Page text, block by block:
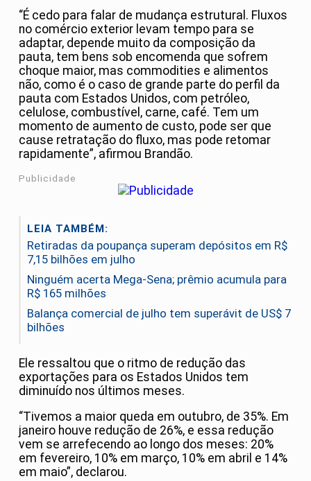
“É cedo para falar de mudança estrutural. Fluxos
no comércio exterior levam tempo para se
adaptar, depende muito da composição da
pauta, tem bens sob encomenda que sofrem
choque maior, mas commodities e alimentos
não, como é o caso de grande parte do perfil da
pauta com Estados Unidos, com petróleo,
celulose, combustível, carne, café. Tem um
momento de aumento de custo, pode ser que
cause retratação do fluxo, mas pode retomar
rapidamente”, afirmou Brandão.
Publicidade
LEIA TAMBÉM:
Retiradas da poupança superam depósitos em R$
7,15 bilhões em julho
Ninguém acerta Mega-Sena; prêmio acumula para
R$ 165 milhões
Balança comercial de julho tem superávit de US$ 7
bilhões
Ele ressaltou que o ritmo de redução das
exportações para os Estados Unidos tem
diminuído nos últimos meses.
“Tivemos a maior queda em outubro, de 35%. Em
janeiro houve redução de 26%, e essa redução
vem se arrefecendo ao longo dos meses: 20%
em fevereiro, 10% em março, 10% em abril e 14%
em maio”, declarou.